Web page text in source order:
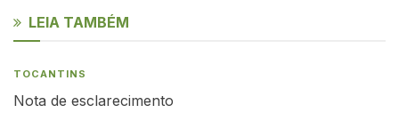
LEIA TAMBÉM
TOCANTINS
Nota de esclarecimento